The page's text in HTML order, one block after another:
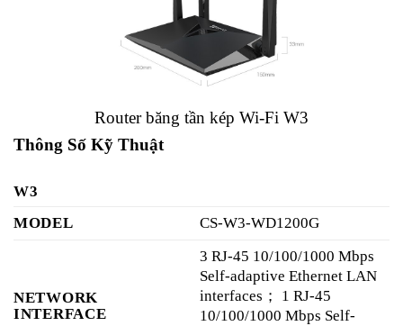
Router băng tần kép Wi-Fi W3
Thông Số Kỹ Thuật
W3
MODEL
CS-W3-WD1200G
NETWORK
INTERFACE
3 RJ-45 10/100/1000 Mbps
Self-adaptive Ethernet LAN
interfaces； 1 RJ-45
10/100/1000 Mbps Self-